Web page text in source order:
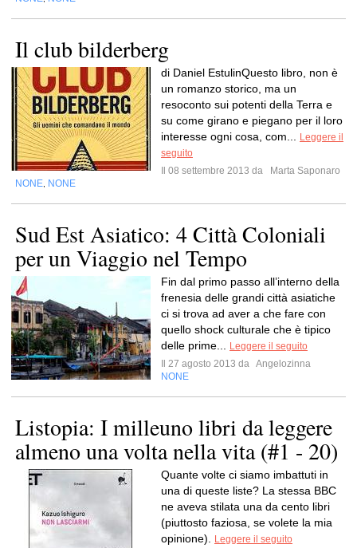
Il club bilderberg
di Daniel EstulinQuesto libro, non è
un romanzo storico, ma un
resoconto sui potenti della Terra e
su come girano e piegano per il loro
interesse ogni cosa, com...
Leggere il
seguito
Il 08 settembre 2013 da
Marta Saponaro
NONE NONE
Sud Est Asiatico: 4 Città Coloniali
per un Viaggio nel Tempo
Fin dal primo passo all’interno della
frenesia delle grandi città asiatiche
ci si trova ad aver a che fare con
quello shock culturale che è tipico
delle prime...
Leggere il seguito
Il 27 agosto 2013 da Angelozinna
NONE
Listopia: I milleuno libri da leggere
almeno una volta nella vita (#1 - 20)
Quante volte ci siamo imbattuti in
una di queste liste? La stessa BBC
ne aveva stilata una da cento libri
(piuttosto faziosa, se volete la mia
opinione).
Leggere il seguito